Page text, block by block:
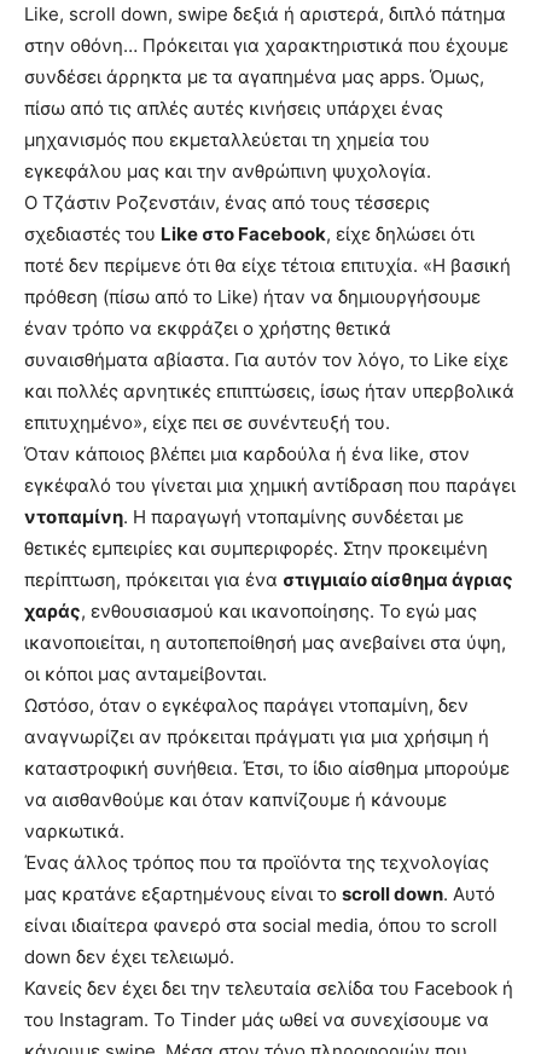
Like, scroll down, swipe δεξιά ή αριστερά, διπλό πάτημα
στην οθόνη… Πρόκειται για χαρακτηριστικά που έχουμε
συνδέσει άρρηκτα με τα αγαπημένα μας apps. Όμως,
πίσω από τις απλές αυτές κινήσεις υπάρχει ένας
μηχανισμός που εκμεταλλεύεται τη χημεία του
εγκεφάλου μας και την ανθρώπινη ψυχολογία.
Ο Τζάστιν Ροζενστάιν, ένας από τους τέσσερις
σχεδιαστές του Like στο Facebook, είχε δηλώσει ότι
ποτέ δεν περίμενε ότι θα είχε τέτοια επιτυχία. «Η βασική
πρόθεση (πίσω από το Like) ήταν να δημιουργήσουμε
έναν τρόπο να εκφράζει ο χρήστης θετικά
συναισθήματα αβίαστα. Για αυτόν τον λόγο, το Like είχε
και πολλές αρνητικές επιπτώσεις, ίσως ήταν υπερβολικά
επιτυχημένο», είχε πει σε συνέντευξή του.
Όταν κάποιος βλέπει μια καρδούλα ή ένα like, στον
εγκέφαλό του γίνεται μια χημική αντίδραση που παράγει
ντοπαμίνη. Η παραγωγή ντοπαμίνης συνδέεται με
θετικές εμπειρίες και συμπεριφορές. Στην προκειμένη
περίπτωση, πρόκειται για ένα στιγμιαίο αίσθημα άγριας
χαράς, ενθουσιασμού και ικανοποίησης. Το εγώ μας
ικανοποιείται, η αυτοπεποίθησή μας ανεβαίνει στα ύψη,
οι κόποι μας ανταμείβονται.
Ωστόσο, όταν ο εγκέφαλος παράγει ντοπαμίνη, δεν
αναγνωρίζει αν πρόκειται πράγματι για μια χρήσιμη ή
καταστροφική συνήθεια. Έτσι, το ίδιο αίσθημα μπορούμε
να αισθανθούμε και όταν καπνίζουμε ή κάνουμε
ναρκωτικά.
Ένας άλλος τρόπος που τα προϊόντα της τεχνολογίας
μας κρατάνε εξαρτημένους είναι το scroll down. Αυτό
είναι ιδιαίτερα φανερό στα social media, όπου το scroll
down δεν έχει τελειωμό.
Κανείς δεν έχει δει την τελευταία σελίδα του Facebook ή
του Instagram. Το Tinder μάς ωθεί να συνεχίσουμε να